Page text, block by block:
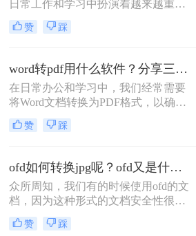
日常工作和学习中扮演着越来越重要
的角色。其中，OFD（开放文档格
式）和PDF（可移植文档格式）是两
PDF格式的广泛兼容性和稳定性，很
多时候我们需要将OFD文件转换成
PDF文档。那么，ofd转换成pdf用什
么软件呢？本文将为您介绍几款值得
考虑的转换软件。
赞 踩
word转pdf用什么软件？分享三款超实用的转换软件！
在日常办公和学习中，我们经常需要
将Word文档转换为PDF格式，以确保
文档在不同平台和设备上的格式和内
容保持一致。然而，市面上的转换软
件成为了许多人关注的问题。那么
word转pdf用什么软件呢？本文将为您
介绍几种常见的Word转PDF软件，并
帮助您选择最适合自己的工具。
赞 踩
ofd如何转换jpg呢？ofd又是什么？
众所周知，我们有的时候使用ofd的文
档，因为这种形式的文档安全性很
高。但是这种形式的文档无法进行编
辑和修改，只有转成图片形式，但是
赞 踩